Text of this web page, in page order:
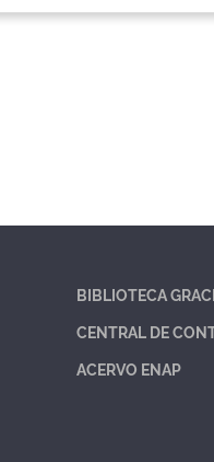
BIBLIOTECA
CENTRAL DE
ACERVO ENAP